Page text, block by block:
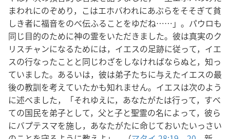
まわれにのぞめり，こはエホバわれにあぶらをそそぎて貧
しき者に福音をのべ伝ふることをゆだね……」。パウロも
同じ目的のために神の霊をいただきました。彼は真実のク
リスチャンになるためには，イエスの足跡に従って，イエ
スの行なったことと同じわざをしなければならぬと，知っ
ていました。あるいは，彼は弟子たちに与えたイエスの最
後の教訓を考えていたかも知れません。イエスは次のよう
に述べました，「それゆえに，あなたがたは行って，すべ
ての国民を弟子として，父と子と聖霊の名によって，彼ら
にバプテスマを施し，あなたがたに命じておいたいっさい